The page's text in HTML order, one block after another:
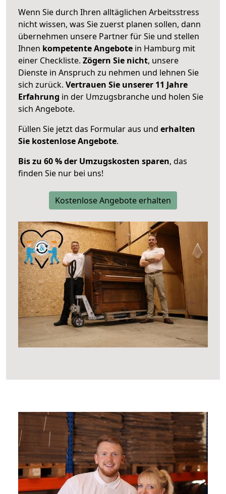
Wenn Sie durch Ihren alltäglichen Arbeitsstress
nicht wissen, was Sie zuerst planen sollen, dann
übernehmen unsere Partner für Sie und stellen
Ihnen kompetente Angebote in Hamburg mit
einer Checkliste. Zögern Sie nicht, unsere
Dienste in Anspruch zu nehmen und lehnen Sie
sich zurück. Vertrauen Sie unserer 11 Jahre
Erfahrung in der Umzugsbranche und holen Sie
sich Angebote.
Füllen Sie jetzt das Formular aus und erhalten
Sie kostenlose Angebote.
Bis zu 60 % der Umzugskosten sparen, das
finden Sie nur bei uns!
Kostenlose Angebote erhalten